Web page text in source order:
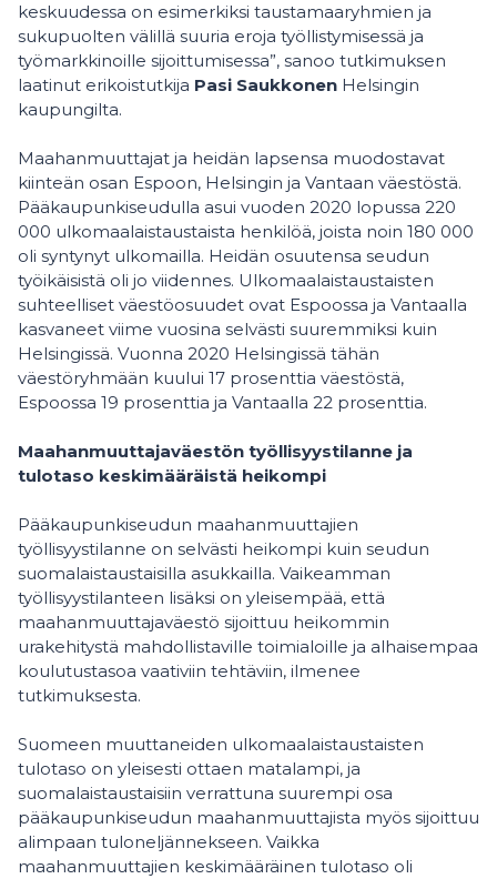
keskuudessa on esimerkiksi taustamaaryhmien ja
sukupuolten välillä suuria eroja työllistymisessä ja
työmarkkinoille sijoittumisessa”, sanoo tutkimuksen
laatinut erikoistutkija Pasi Saukkonen Helsingin
kaupungilta.
Maahanmuuttajat ja heidän lapsensa muodostavat
kiinteän osan Espoon, Helsingin ja Vantaan väestöstä.
Pääkaupunkiseudulla asui vuoden 2020 lopussa 220
000 ulkomaalaistaustaista henkilöä, joista noin 180 000
oli syntynyt ulkomailla. Heidän osuutensa seudun
työikäisistä oli jo viidennes. Ulkomaalaistaustaisten
suhteelliset väestöosuudet ovat Espoossa ja Vantaalla
kasvaneet viime vuosina selvästi suuremmiksi kuin
Helsingissä. Vuonna 2020 Helsingissä tähän
väestöryhmään kuului 17 prosenttia väestöstä,
Espoossa 19 prosenttia ja Vantaalla 22 prosenttia.
Maahanmuuttajaväestön työllisyystilanne ja
tulotaso keskimääräistä heikompi
Pääkaupunkiseudun maahanmuuttajien
työllisyystilanne on selvästi heikompi kuin seudun
suomalaistaustaisilla asukkailla. Vaikeamman
työllisyystilanteen lisäksi on yleisempää, että
maahanmuuttajaväestö sijoittuu heikommin
urakehitystä mahdollistaville toimialoille ja alhaisempaa
koulutustasoa vaativiin tehtäviin, ilmenee
tutkimuksesta.
Suomeen muuttaneiden ulkomaalaistaustaisten
tulotaso on yleisesti ottaen matalampi, ja
suomalaistaustaisiin verrattuna suurempi osa
pääkaupunkiseudun maahanmuuttajista myös sijoittuu
alimpaan tuloneljännekseen. Vaikka
maahanmuuttajien keskimääräinen tulotaso oli